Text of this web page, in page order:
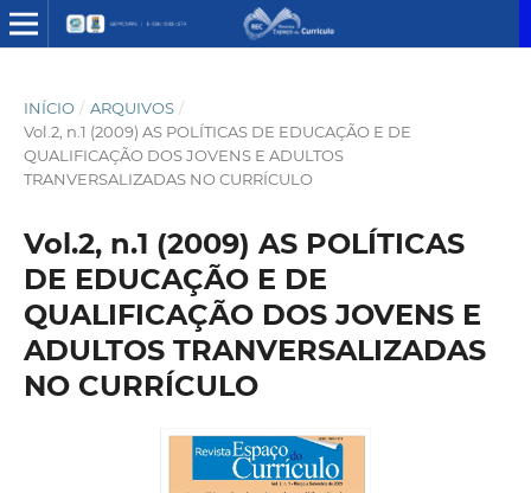
INÍCIO / ARQUIVOS /
Vol.2, n.1 (2009) AS POLÍTICAS DE EDUCAÇÃO E DE
QUALIFICAÇÃO DOS JOVENS E ADULTOS
TRANVERSALIZADAS NO CURRÍCULO
Vol.2, n.1 (2009) AS POLÍTICAS
DE EDUCAÇÃO E DE
QUALIFICAÇÃO DOS JOVENS E
ADULTOS TRANVERSALIZADAS
NO CURRÍCULO